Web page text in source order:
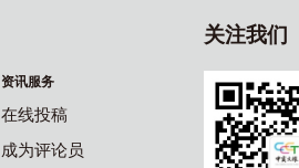
资讯服务
在线投稿
成为评论员
关注我们